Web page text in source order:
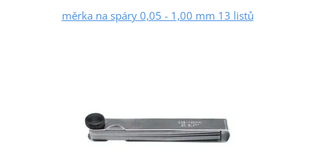
měrka na spáry 0,05 - 1,00 mm 13 listů